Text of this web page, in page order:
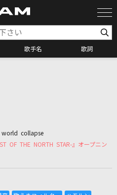
歌手名 歌詞
店舗検索
リクエスト
れき
world collapse
OF THE NORTH STAR-』オープニン